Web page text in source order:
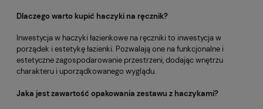
Dlaczego warto kupić haczyki na ręcznik?
Inwestycja w haczyki łazienkowe na ręczniki to inwestycja w
porządek i estetykę łazienki. Pozwalają one na funkcjonalne i
estetyczne zagospodarowanie przestrzeni, dodając wnętrzu
charakteru i uporządkowanego wyglądu.
Jaka jest zawartość opakowania zestawu z haczykami?